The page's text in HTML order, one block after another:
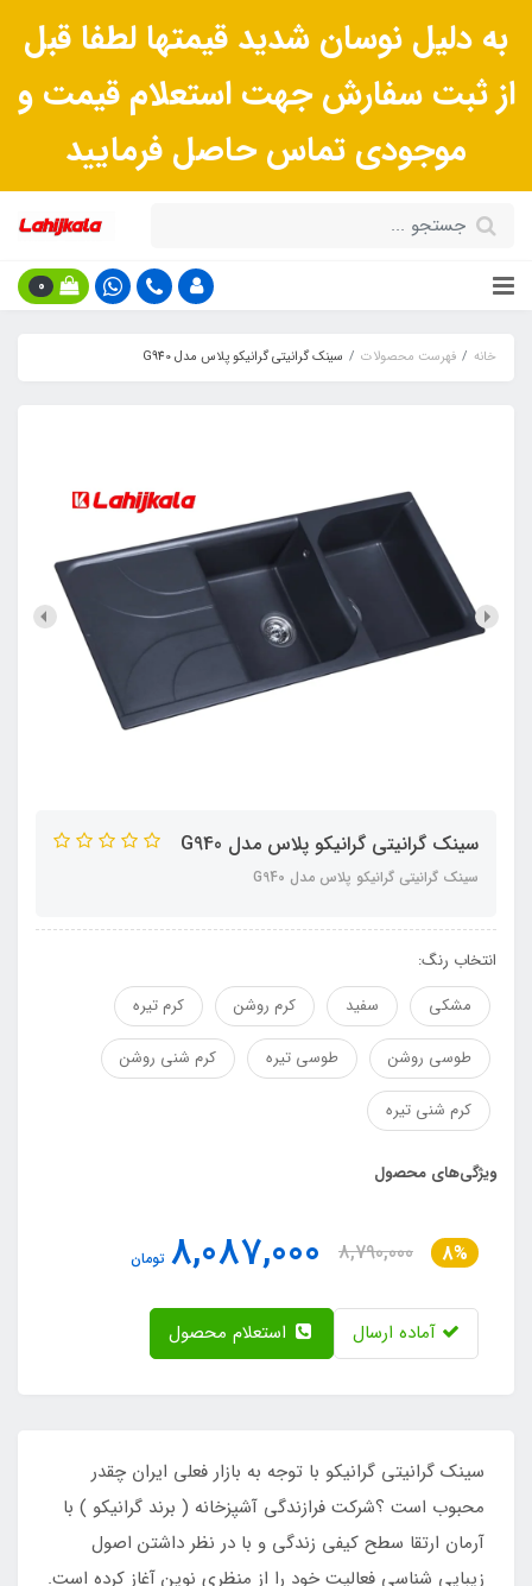
به دلیل نوسان شدید قیمتها لطفا قبل
از ثبت سفارش جهت استعلام قیمت و
موجودی تماس حاصل فرمایید
0
خانه فهرست محصولات سینک گرانیتی گرانیکو پلاس مدل G940
سینک گرانیتی گرانیکو پلاس مدل G940
سینک گرانیتی گرانیکو پلاس مدل G940
انتخاب رنگ:
مشکی
سفید کرم روشن کرم تیره
طوسی روشن طوسی تیره کرم شنی روشن
کرم شنی تیره
ویژگی‌های محصول
8%
8,790,000
8,087,000 تومان
آماده ارسال
سینک گرانیتی گرانیکو با توجه به بازار فعلی ایران چقدر
محبوب است ؟شرکت فرازندگی آشپزخانه ( برند گرانیکو ) با
آرمان ارتقا سطح کیفی زندگی و با در نظر داشتن اصول
زیبایی شناسی فعالیت خود را از منظری نوین آغاز کرده است.